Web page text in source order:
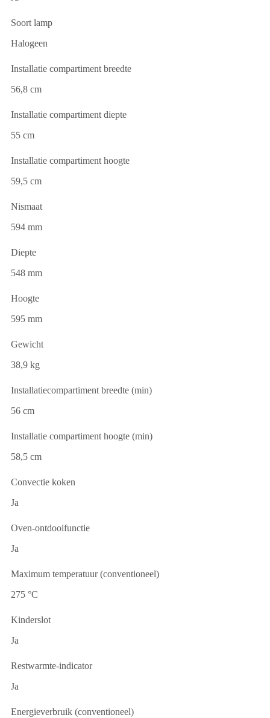
Soort lamp
Halogeen
Installatie compartiment breedte
56,8 cm
Installatie compartiment diepte
55 cm
Installatie compartiment hoogte
59,5 cm
Nismaat
594 mm
Diepte
548 mm
Hoogte
595 mm
Gewicht
38,9 kg
Installatiecompartiment breedte (min)
56 cm
Installatie compartiment hoogte (min)
58,5 cm
Convectie koken
Ja
Oven-ontdooifunctie
Ja
Maximum temperatuur (conventioneel)
275 °C
Kinderslot
Ja
Restwarmte-indicator
Ja
Energieverbruik (conventioneel)